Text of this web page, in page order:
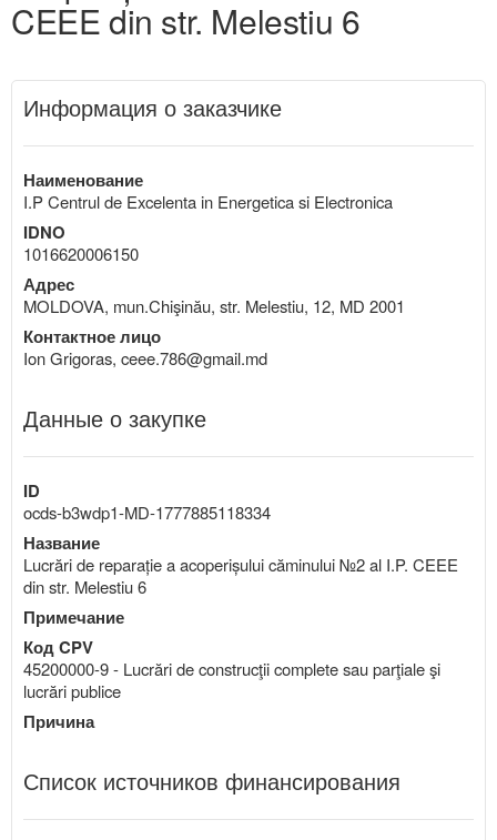
CEEE din str. Melestiu 6
Информация о заказчике
Наименование
I.P Centrul de Excelenta in Energetica si Electronica
IDNO
1016620006150
Адрес
MOLDOVA, mun.Chişinău, str. Melestiu, 12, MD 2001
Контактное лицо
Ion Grigoras, ceee.786@gmail.md
Данные о закупке
ID
ocds-b3wdp1-MD-1777885118334
Название
Lucrări de reparație a acoperișului căminului №2 al I.P. CEEE
din str. Melestiu 6
Примечание
Код CPV
45200000-9 - Lucrări de construcţii complete sau parţiale şi
lucrări publice
Причина
Список источников финансирования